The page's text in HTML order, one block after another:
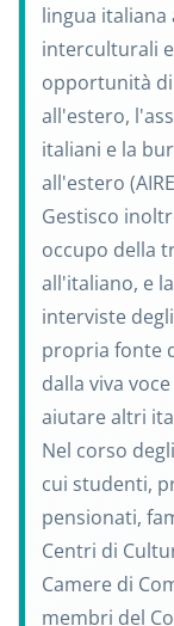
lingua italiana
interculturali
opportunità
all'estero,
italiani e la
all'estero
Gestisco
occupo della
all'italiano, e
interviste
propria fonte
dalla viva
aiutare altri
Nel corso
cui studenti,
pensionati,
Centri di
Camere di
membri del